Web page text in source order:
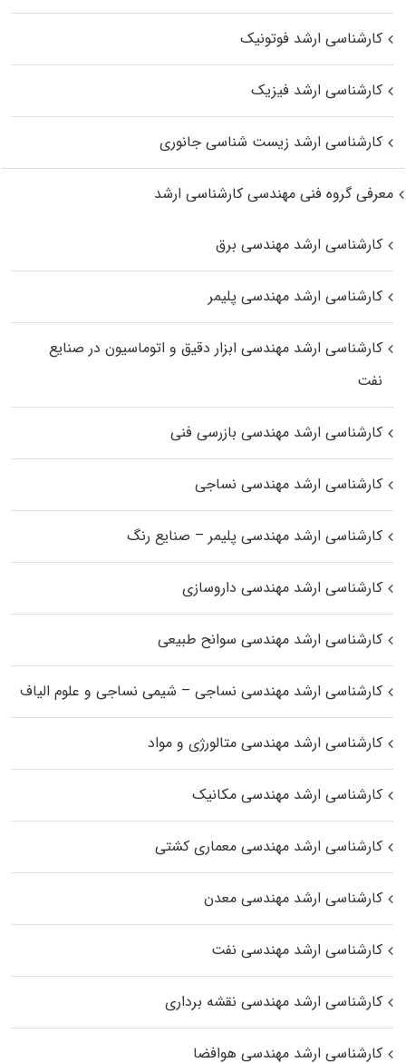
کارشناسی ارشد فوتونیک
کارشناسی ارشد فیزیک
کارشناسی ارشد زیست‌ شناسی جانوری
معرفی گروه فنی مهندسی کارشناسی ارشد
کارشناسی ارشد مهندسی برق
کارشناسی ارشد مهندسی پلیمر
کارشناسی ارشد مهندسی ابزار دقیق و اتوماسیون در صنایع
نفت
کارشناسی ارشد مهندسی بازرسی فنی
کارشناسی ارشد مهندسی نساجی
کارشناسی ارشد مهندسی پلیمر – صنایع رنگ
کارشناسی ارشد مهندسی داروسازی
کارشناسی ارشد مهندسی سوانح طبیعی
کارشناسی ارشد مهندسی نساجی – شیمی نساجی و علوم الیاف
کارشناسی ارشد مهندسی متالورژی و مواد
کارشناسی ارشد مهندسی مکانیک
کارشناسی ارشد مهندسی معماری کشتی
کارشناسی ارشد مهندسی معدن
کارشناسی ارشد مهندسی نفت
کارشناسی ارشد مهندسی نقشه برداری
کارشناسی ارشد مهندسی هوافضا